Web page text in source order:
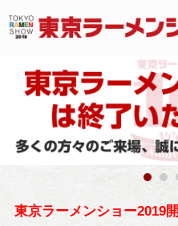
東京ラーメンショー2019